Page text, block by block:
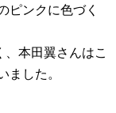
ピンクに色づく
本田翼さんはこ
ました。